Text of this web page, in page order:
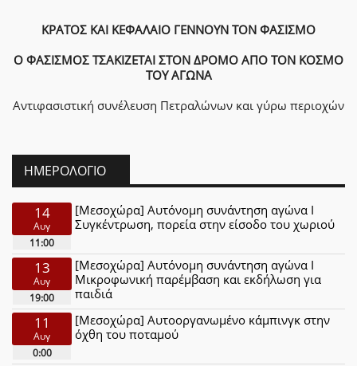
ΚΡΑΤΟΣ ΚΑΙ ΚΕΦΑΛΑΙΟ ΓΕΝΝΟΥΝ ΤΟΝ ΦΑΣΙΣΜΟ
Ο ΦΑΣΙΣΜΟΣ ΤΣΑΚΙΖΕΤΑΙ ΣΤΟΝ ΔΡΟΜΟ ΑΠΟ ΤΟΝ ΚΟΣΜΟ
ΤΟΥ ΑΓΩΝΑ
Αντιφασιστική συνέλευση Πετραλώνων και γύρω περιοχών
ΗΜΕΡΟΛΌΓΙΟ
14
Αυγ
11:00
[Μεσοχώρα] Αυτόνομη συνάντηση αγώνα Ι
Συγκέντρωση, πορεία στην είσοδο του χωριού
13
Αυγ
19:00
[Μεσοχώρα] Αυτόνομη συνάντηση αγώνα Ι
Μικροφωνική παρέμβαση και εκδήλωση για
παιδιά
11
Αυγ
0:00
[Μεσοχώρα] Αυτοοργανωμένο κάμπινγκ στην
όχθη του ποταμού